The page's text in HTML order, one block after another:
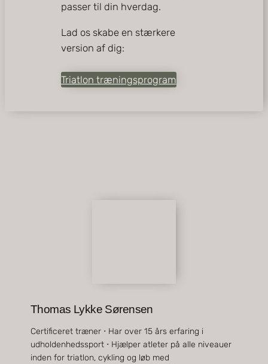
passer til din hverdag.
Lad os skabe en stærkere
version af dig:
Triatlon træningsprogram
Thomas Lykke Sørensen
Certificeret træner ⋅ Har over 15 års erfaring i
udholdenhedssport ⋅ Hjælper atleter på alle niveauer
inden for triatlon, cykling og løb med